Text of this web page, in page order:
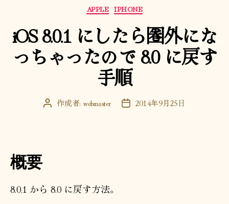
カ
テ
ゴ
リ
ー
APPLE IPHONE
iOS 8.0.1 にしたら圏外にな
っちゃったので 8.0 に戻す
手順
投 作成者: webmaster
投 2014年9月25日
概要
8.0.1 から 8.0 に戻す方法。